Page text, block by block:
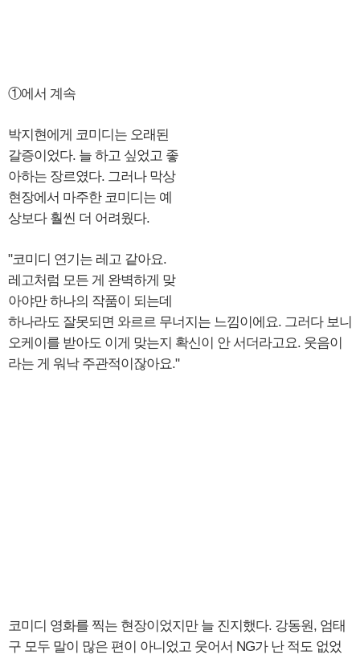
①에서 계속
박지현에게 코미디는 오래된
갈증이었다. 늘 하고 싶었고 좋
아하는 장르였다. 그러나 막상
현장에서 마주한 코미디는 예
상보다 훨씬 더 어려웠다.
"코미디 연기는 레고 같아요.
레고처럼 모든 게 완벽하게 맞
아야만 하나의 작품이 되는데
하나라도 잘못되면 와르르 무너지는 느낌이에요. 그러다 보니
오케이를 받아도 이게 맞는지 확신이 안 서더라고요. 웃음이
라는 게 워낙 주관적이잖아요."
코미디 영화를 찍는 현장이었지만 늘 진지했다. 강동원, 엄태
구 모두 말이 많은 편이 아니었고 웃어서 NG가 난 적도 없었